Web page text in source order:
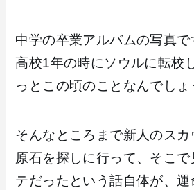
中学の卒業アルバムの写真で
高校1年の時にソウルに転校
っとこの頃のことなんでしょ
そんなところまで新人のス
原石を探しに行って、そこ
テだったという話自体が、